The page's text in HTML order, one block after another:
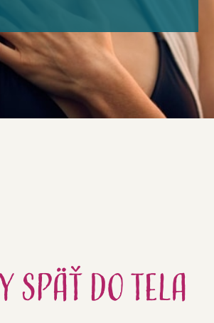
späť do tela